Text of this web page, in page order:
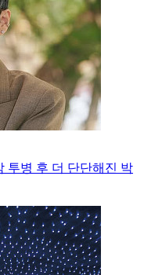
투병 후 더 단단해진 박